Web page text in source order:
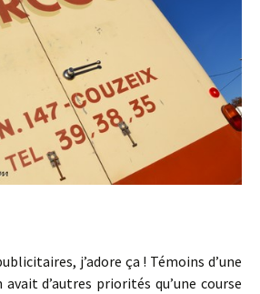
j’adore ça ! Témoins d’une
d’autres priorités qu’une course